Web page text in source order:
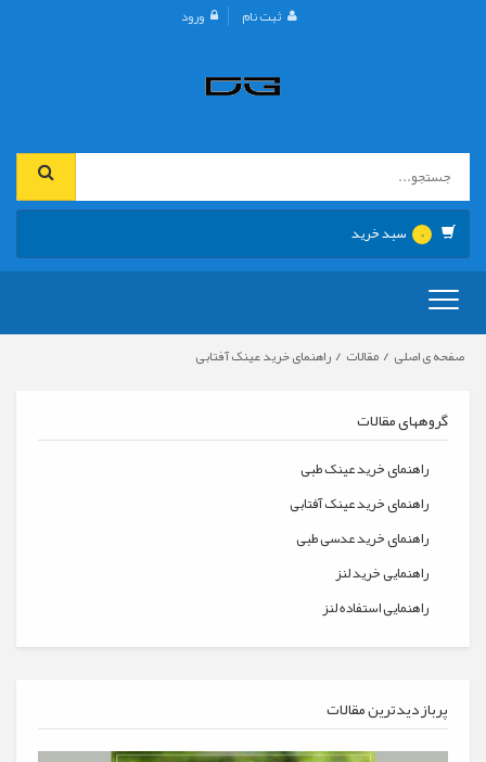
ثبت نام ورود
0 سبد خرید
تعویض
ناوبری
صفحه ی اصلی / مقالات / راهنمای خرید عینک آفتابی
گروههای مقالات
راهنمای خرید عینک طبی
راهنمای خرید عینک آفتابی
راهنمای خرید عدسی طبی
راهنمایی خرید لنز
راهنمایی استفاده لنز
پربازدیدترین مقالات